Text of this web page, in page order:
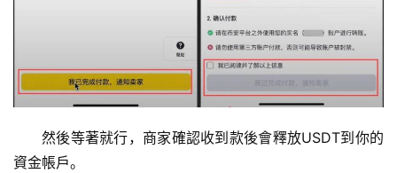
然後等著就行，商家確認收到款後會釋放USDT到你的
資金帳戶。